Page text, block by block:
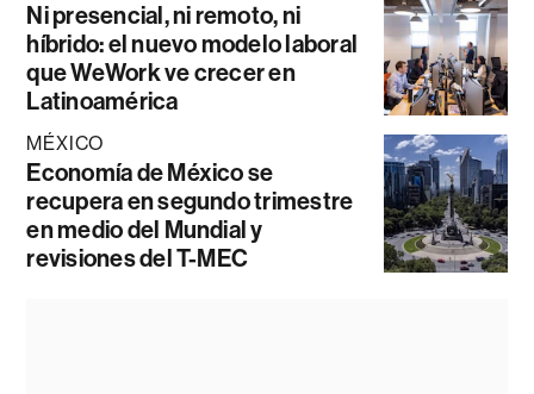
Ni presencial, ni remoto, ni
híbrido: el nuevo modelo laboral
que WeWork ve crecer en
Latinoamérica
MÉXICO
Economía de México se
recupera en segundo trimestre
en medio del Mundial y
revisiones del T-MEC